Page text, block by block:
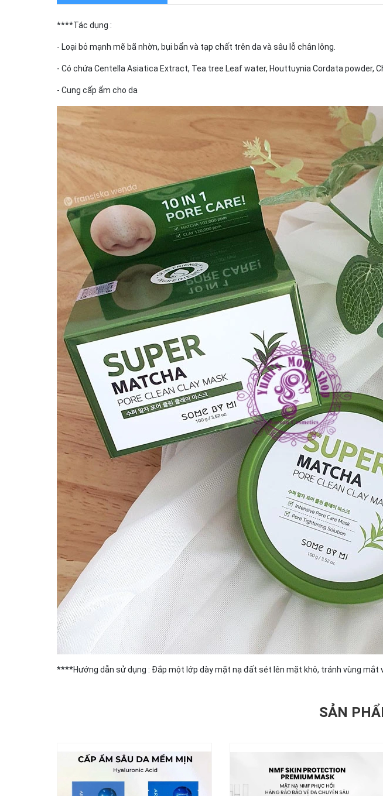
****Tác dụng :
- Loại bỏ mạnh mẽ bã nhờn, bụi bẩn và tạp chất trên da và sâu lỗ chân lông.
- Có chứa Centella Asiatica Extract, Tea tree Leaf water, Houttuynia Cordata powder,
- Cung cấp ẩm cho da
****Hướng dẫn sử dụng : Đắp một lớp dày mặt nạ đất sét lên mặt khô, tránh vùng mắt
SẢN